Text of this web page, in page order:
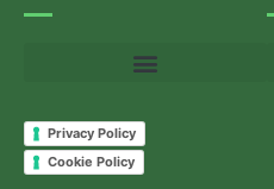
Privacy Policy
Cookie Policy